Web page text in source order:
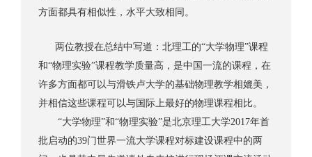
方面都具有相似性，水平大致相同。
两位教授在总结中写道：北理工的“大学物理”课程
和“物理实验”课程教学质量高，是中国一流的课程，在
许多方面都可以与滑铁卢大学的基础物理教学相媲美，
并相信这些课程可以与国际上最好的物理课程相比。
“大学物理”和“物理实验”是北京理工大学2017年首
批启动的39门世界一流大学课程对标建设课程中的两